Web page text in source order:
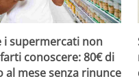
i supermercati non
conoscere: 80€ di
al mese senza rinunce